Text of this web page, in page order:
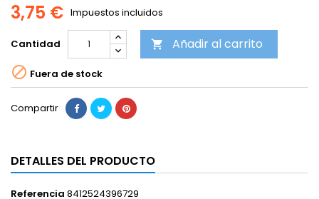
3,75 € Impuestos incluidos
Cantidad  Añadir al carrito
 Fuera de stock
Compartir
DETALLES DEL PRODUCTO
Referencia 8412524396729